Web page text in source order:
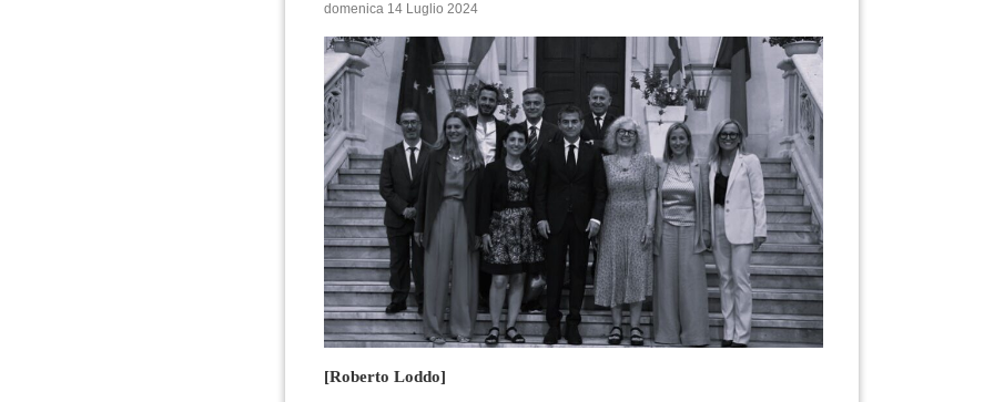
domenica 14 Luglio 2024
[Roberto Loddo]